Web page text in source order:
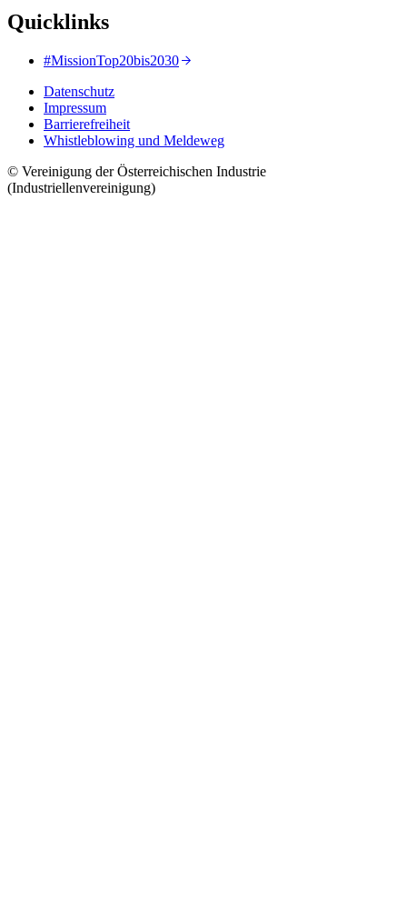
Quicklinks
#MissionTop20bis2030
Datenschutz
Impressum
Barrierefreiheit
Whistleblowing und Meldeweg
© Vereinigung der Österreichischen Industrie
(Industriellenvereinigung)